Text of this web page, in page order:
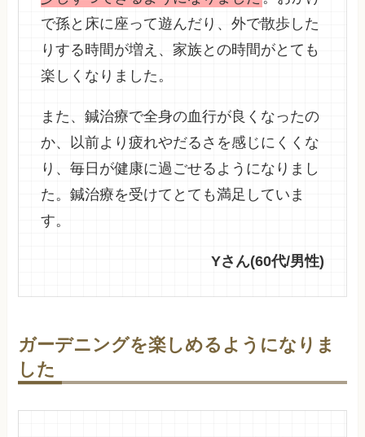
で孫と床に座って遊んだり、外で散歩した
りする時間が増え、家族との時間がとても
楽しくなりました。
また、鍼治療で全身の血行が良くなったの
か、以前より疲れやだるさを感じにくくな
り、毎日が健康に過ごせるようになりまし
た。鍼治療を受けてとても満足していま
す。
Yさん(60代/男性)
ガーデニングを楽しめるようになりま
した